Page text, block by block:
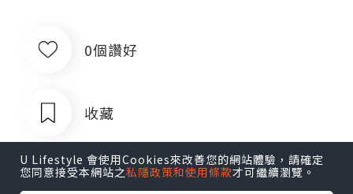
0個讚好
收藏
U Lifestyle 會使用Cookies來改善您的網站體驗，請確定
您同意接受本網站之私隱政策和使用條款才可繼續瀏覽。